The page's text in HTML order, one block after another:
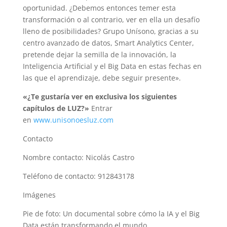
oportunidad. ¿Debemos entonces temer esta
transformación o al contrario, ver en ella un desafío
lleno de posibilidades? Grupo Unísono, gracias a su
centro avanzado de datos, Smart Analytics Center,
pretende dejar la semilla de la innovación, la
Inteligencia Artificial y el Big Data en estas fechas en
las que el aprendizaje, debe seguir presente».
«¿Te gustaría ver en exclusiva los siguientes
capítulos de LUZ?» Entrar
en www.unisonoesluz.com
Contacto
Nombre contacto: Nicolás Castro
Teléfono de contacto: 912843178
Imágenes
Pie de foto: Un documental sobre cómo la IA y el Big